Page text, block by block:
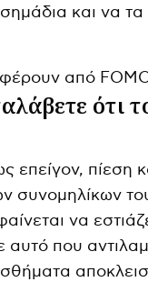
και να
ότι
επείγον, πίεση
συνομηλίκων
να
που